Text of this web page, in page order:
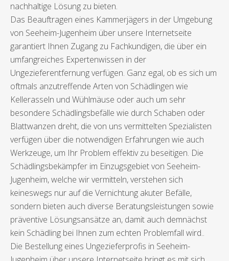
nachhaltige Lösung zu bieten.
Das Beauftragen eines Kammerjägers in der Umgebung
von Seeheim-Jugenheim über unsere Internetseite
garantiert Ihnen Zugang zu Fachkundigen, die über ein
umfangreiches Expertenwissen in der
Ungezieferentfernung verfügen. Ganz egal, ob es sich um
oftmals anzutreffende Arten von Schädlingen wie
Kellerasseln und Wühlmäuse oder auch um sehr
besondere Schädlingsbefälle wie durch Schaben oder
Blattwanzen dreht, die von uns vermittelten Spezialisten
verfügen über die notwendigen Erfahrungen wie auch
Werkzeuge, um Ihr Problem effektiv zu beseitigen. Die
Schädlingsbekämpfer im Einzugsgebiet von Seeheim-
Jugenheim, welche wir vermitteln, verstehen sich
keineswegs nur auf die Vernichtung akuter Befälle,
sondern bieten auch diverse Beratungsleistungen sowie
präventive Lösungsansätze an, damit auch demnächst
kein Schädling bei Ihnen zum echten Problemfall wird..
Die Bestellung eines Ungezieferprofis in Seeheim-